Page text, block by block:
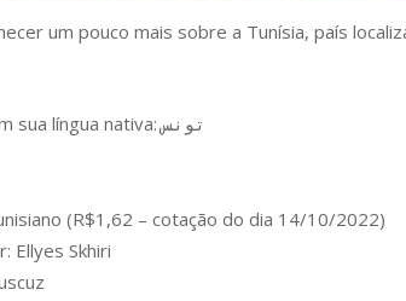
um pouco mais sobre a Tunísia, país
sua língua nativa:تونس
(R$1,62 – cotação do dia 14/10/2022)
Ellyes Skhiri